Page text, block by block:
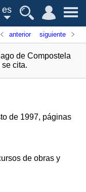
es
anterior siguiente
de Compostela
cita.
de 1997, páginas
de obras y